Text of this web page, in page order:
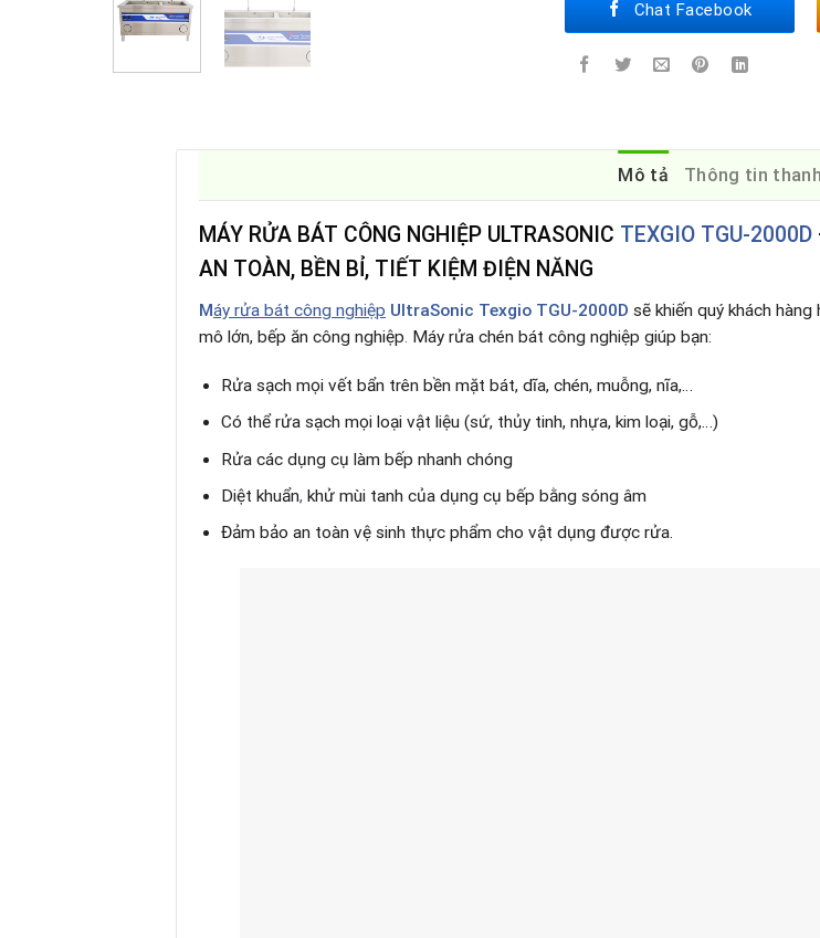
Chat Facebook
Mô tả Thông tin
MÁY RỬA BÁT CÔNG NGHIỆP ULTRASONIC TEXGIO TGU-2000D
AN TOÀN, BỀN BỈ, TIẾT KIỆM ĐIỆN NĂNG
Máy rửa bát công nghiệp UltraSonic Texgio TGU-2000D sẽ khiến quý khách
mô lớn, bếp ăn công nghiệp. Máy rửa chén bát công nghiệp giúp bạn:
Rửa sạch mọi vết bẩn trên bền mặt bát, dĩa, chén, muỗng, nĩa,…
Có thể rửa sạch mọi loại vật liệu (sứ, thủy tinh, nhựa, kim loại, gỗ,…)
Rửa các dụng cụ làm bếp nhanh chóng
Diệt khuẩn, khử mùi tanh của dụng cụ bếp bằng sóng âm
Đảm bảo an toàn vệ sinh thực phẩm cho vật dụng được rửa.